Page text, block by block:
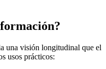
una visión longitudinal que el
usos prácticos: